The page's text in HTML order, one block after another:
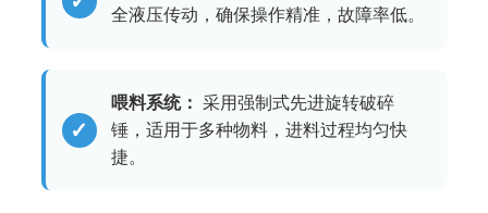
全液压传动，确保操作精准，故障率低。
喂料系统： 采用强制式先进旋转破碎
锤，适用于多种物料，进料过程均匀快
捷。